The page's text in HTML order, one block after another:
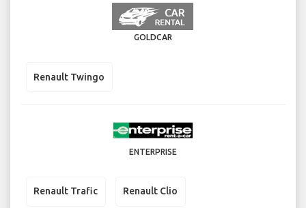
GOLDCAR
Renault Twingo
ENTERPRISE
Renault Trafic Renault Clio